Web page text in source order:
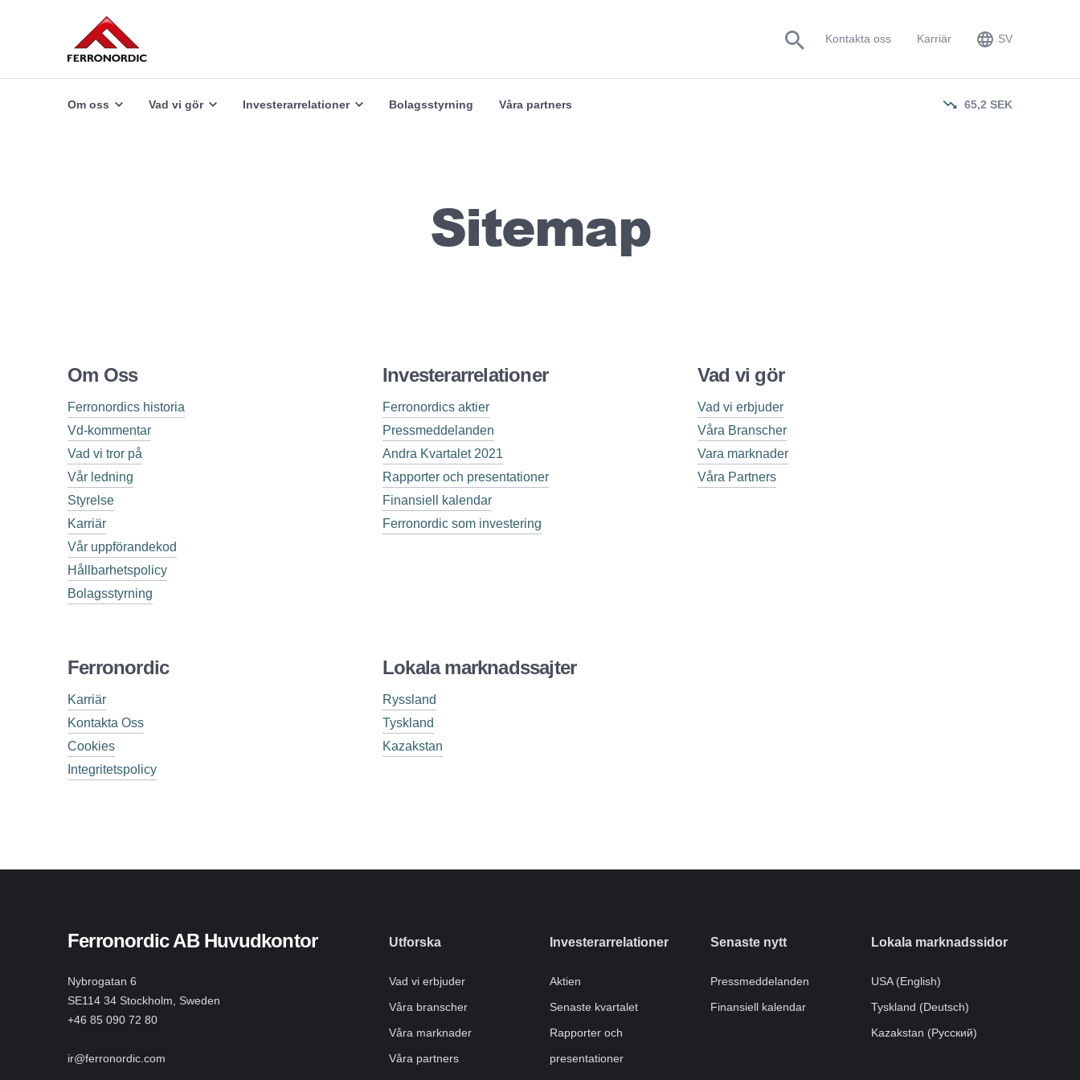
Sitemap
Om Oss
Ferronordics historia
Vd-kommentar
Vad vi tror på
Vår ledning
Styrelse
Karriär
Vår uppförandekod
Hållbarhetspolicy
Bolagsstyrning
Investerarrelationer
Ferronordics aktier
Pressmeddelanden
Andra Kvartalet 2021
Rapporter och presentationer
Finansiell kalendar
Ferronordic som investering
Vad vi gör
Vad vi erbjuder
Våra Branscher
Vara marknader
Våra Partners
Ferronordic
Karriär
Kontakta Oss
Cookies
Integritetspolicy
Lokala marknadssajter
Ryssland
Tyskland
Kazakstan
Ferronordic AB Huvudkontor
Nybrogatan 6
SE114 34 Stockholm, Sweden
+46 85 090 72 80
ir@ferronordic.com
Utforska
Vad vi erbjuder
Våra branscher
Våra marknader
Våra partners
Investerarrelationer
Aktien
Senaste kvartalet
Rapporter och
presentationer
Senaste nytt
Pressmeddelanden
Finansiell kalendar
Lokala marknadssidor
USA (English)
Tyskland (Deutsch)
Kazakstan (Pусский)
Kontakta oss Karriär SV
EN
Om oss Vad vi gör Investerarrelationer Bolagsstyrning Våra partners 65,2 SEK